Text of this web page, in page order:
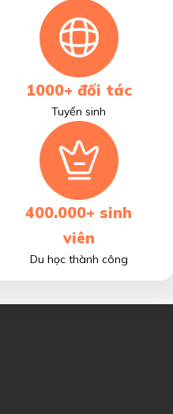
1000+ đối tác
Tuyển sinh
400.000+ sinh
viên
Du học thành công